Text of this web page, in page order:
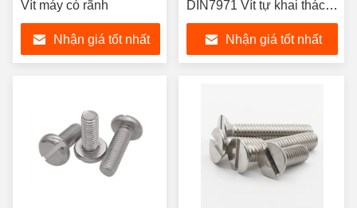
Vít máy có rãnh
Nhận giá tốt nhất
DIN7971 Vít tự khai thác
đầu chảo có rãnh
Nhận giá tốt nhất